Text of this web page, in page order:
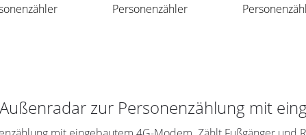
Personenzähler
zur Personenzählung mit